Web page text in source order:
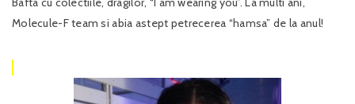
Molecule-F team si abia astept petrecerea “hamsa” de la anul!